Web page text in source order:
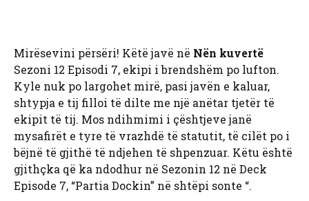
Mirësevini përsëri! Këtë javë në Nën kuvertë
Sezoni 12 Episodi 7, ekipi i brendshëm po lufton.
Kyle nuk po largohet mirë, pasi javën e kaluar,
shtypja e tij filloi të dilte me një anëtar tjetër të
ekipit të tij. Mos ndihmimi i çështjeve janë
mysafirët e tyre të vrazhdë të statutit, të cilët po i
bëjnë të gjithë të ndjehen të shpenzuar. Këtu është
gjithçka që ka ndodhur në Sezonin 12 në Deck
Episode 7, “Partia Dockin” në shtëpi sonte “.